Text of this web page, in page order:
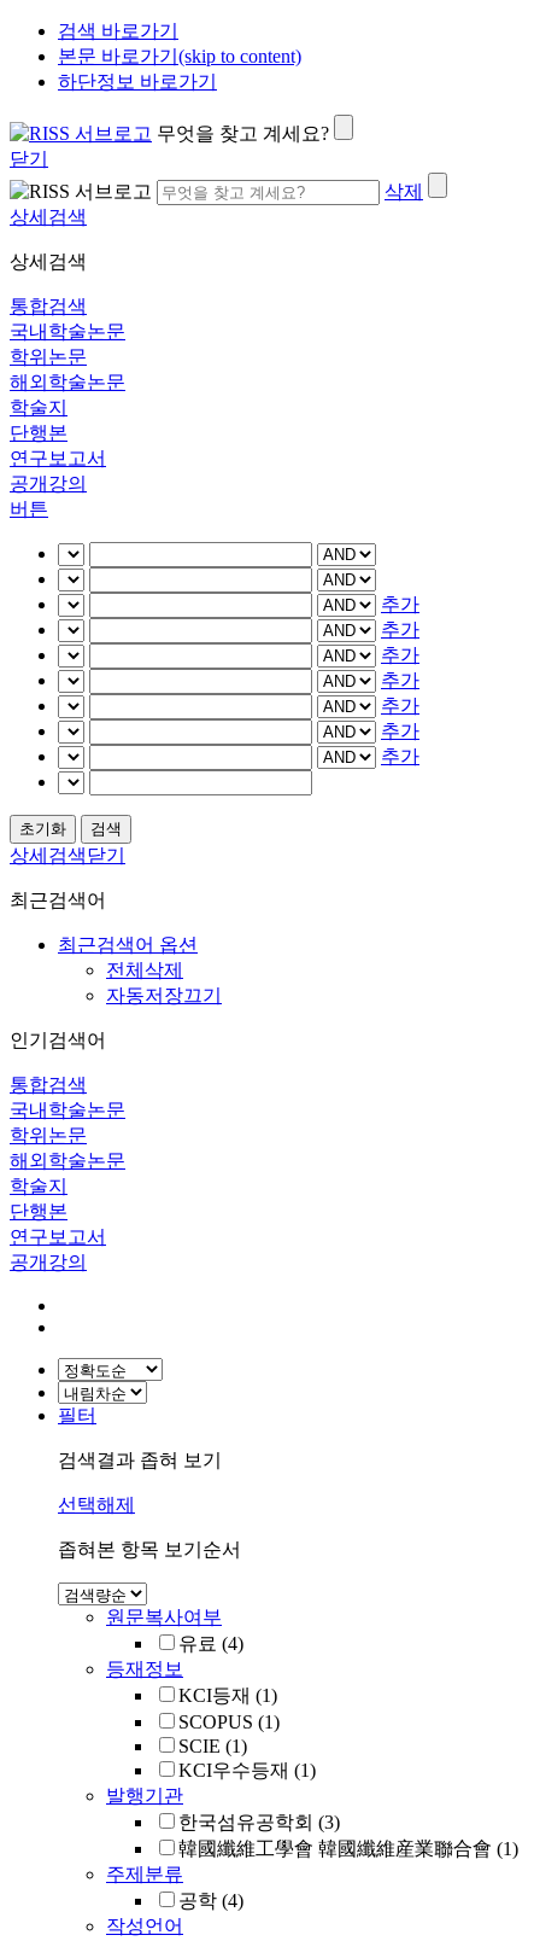
검색 바로가기
본문 바로가기(skip to content)
하단정보 바로가기
무엇을 찾고 계세요?
닫기
삭제
상세검색
상세검색
통합검색
국내학술논문
학위논문
해외학술논문
학술지
단행본
연구보고서
공개강의
버튼
추가
추가
추가
추가
추가
추가
추가
상세검색닫기
최근검색어
최근검색어 옵션
전체삭제
자동저장끄기
인기검색어
통합검색
국내학술논문
학위논문
해외학술논문
학술지
단행본
연구보고서
공개강의
필터
검색결과 좁혀 보기
선택해제
좁혀본 항목 보기순서
원문복사여부
유료 (4)
등재정보
KCI등재 (1)
SCOPUS (1)
SCIE (1)
KCI우수등재 (1)
발행기관
한국섬유공학회 (3)
韓國纖維工學會 韓國纖維産業聯合會 (1)
주제분류
공학 (4)
작성언어